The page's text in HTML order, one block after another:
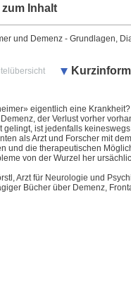
zum Inhalt
und Demenz - Grundlagen,
eigentlich eine
der Verlust vorher
gelingt, ist jedenfalls
als Arzt und Forscher mit
und die therapeutischen
von der Wurzel her
Arzt für Neurologie und
Bücher über Demenz,